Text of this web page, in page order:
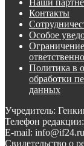
Наши
Контакты
Особое
Ограничение
Политика в
обработки
данных
Учредитель:
Телефон редакции:
E-mail: info@if24.ru
Свидетельство